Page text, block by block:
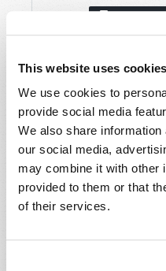
This website uses cookies
We use cookies to
provide social media
We also share
our social media,
may combine it with other
provided to them or that
of their services.
LIRE CE